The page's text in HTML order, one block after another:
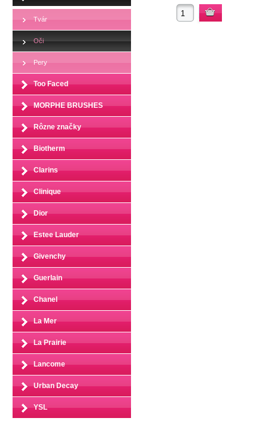
Tvár
Oči
Pery
Too Faced
MORPHE BRUSHES
Rôzne značky
Biotherm
Clarins
Clinique
Dior
Estee Lauder
Givenchy
Guerlain
Chanel
La Mer
La Prairie
Lancome
Urban Decay
YSL